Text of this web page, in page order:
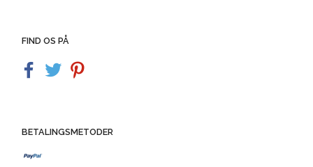
FIND OS PÅ
BETALINGSMETODER